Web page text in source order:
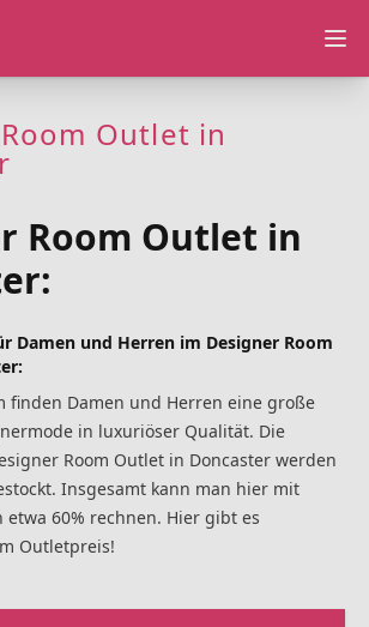
Outlet in
Room Outlet in
Damen und Herren im Designer Room
finden Damen und Herren eine große
in luxuriöser Qualität. Die
Room Outlet in Doncaster werden
Insgesamt kann man hier mit
etwa 60% rechnen. Hier gibt es
Outletpreis!